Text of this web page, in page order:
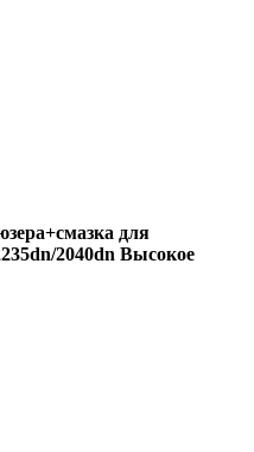
для
2040dn Высокое